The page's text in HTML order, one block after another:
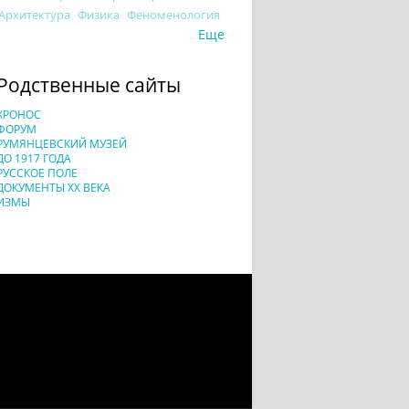
Физика Феноменология
Еще
сайты
МУЗЕЙ
1917 ГОДА
ПОЛЕ
XX ВЕКА